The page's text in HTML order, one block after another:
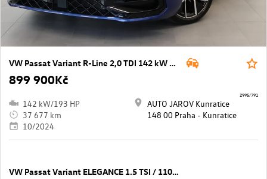
VW Passat Variant R-Line 2,0 TDI 142 kW 4MOT DSG
899 900Kč
142 kW/193 HP
37 677 km
10/2024
AUTO JAROV Kunratice
148 00 Praha - Kunratice
2995/791
VW Passat Variant ELEGANCE 1.5 TSI / 110 kW EVO DSG7